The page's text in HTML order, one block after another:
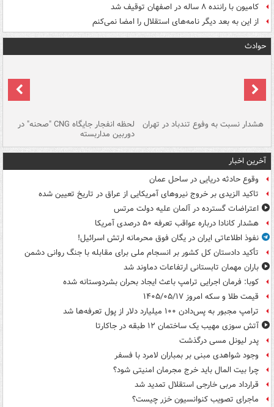
کامیون با راننده ۸ ساله در اصفهان توقیف شد
از این به بعد دیگر نامه‌های استقلال را امضا نمی‌کنم
حوادث
هشدار نسبت به وفوع تندباد در تهران لحظه انفجار جایگاه CNG "صحنه" در
دوربین مداربسته
آخرین اخبار
وقوع حادثه دریایی در ساحل عمان
تاکید الزیدی بر خروج نیروهای آمریکایی از عراق در تاریخ تعیین شده
اعتراضات گسترده در آلمان علیه دولت مرتس
هشدار کانادا درباره عواقب تعرفه ۵۰ درصدی آمریکا
نفوذ اطلاعاتی ایران در یگان فوق محرمانه ارتش اسرائیل!
تأکید دادستان کل کشور بر انسجام ملی برای مقابله با جنگ روانی دشمن
باران مهمان تابستانی ارتفاعات دماوند شد
کوبا: فرمان اجرایی ترامپ باعث ایجاد بحران بشردوستانه شده
قیمت طلا و سکه امروز ۱۴۰۵/۰۵/۱۷
ترامپ مجبور به پس‌دادن ۱۰۰ میلیارد دلار از پول تعرفه‌ها شد
آتش سوزی مهیب یک ساختمان ۱۲ طبقه در جاکارتا
پدر لیونل مسی درگذشت
وجود شواهدی مبنی بر بمباران لامرد با فسفر
چرا بیت المال باید خرج مجرمان امنیتی شود؟
قرارداد مربی خارجی استقلال تمدید شد
ماجرای تصویب کنوانسیون خزر چیست؟